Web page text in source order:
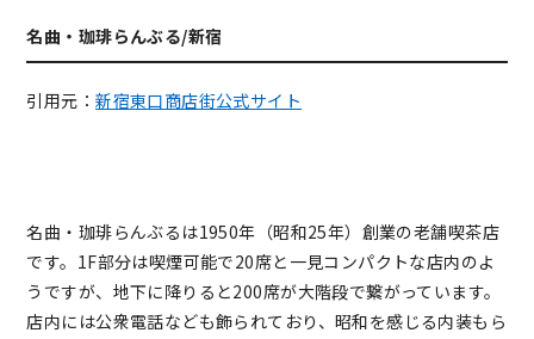
名曲・珈琲らんぶる/新宿
引用元：新宿東口商店街公式サイト
名曲・珈琲らんぶるは1950年（昭和25年）創業の老舗喫茶店
です。1F部分は喫煙可能で20席と一見コンパクトな店内のよ
うですが、地下に降りると200席が大階段で繋がっています。
店内には公衆電話なども飾られており、昭和を感じる内装もら